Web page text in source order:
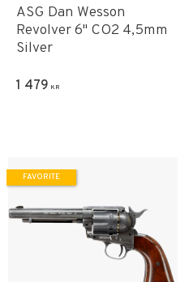
ASG Dan Wesson
Revolver 6" CO2 4,5mm
Silver
1 479 KR
FAVORITE